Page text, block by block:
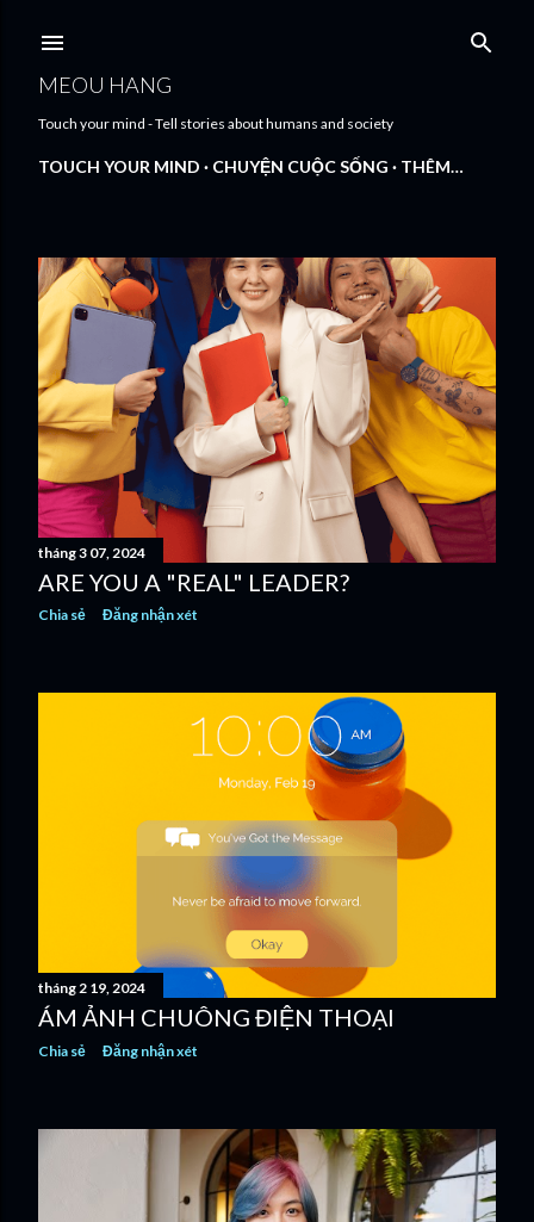
MEOU HANG
Touch your mind - Tell stories about humans and society
TOUCH YOUR MIND CHUYỆN CUỘC SỐNG THÊM…
B
à
i
đ
ă
n
g
tháng 3 07, 2024
ARE YOU A "REAL" LEADER?
Chia sẻ Đăng nhận xét
tháng 2 19, 2024
ÁM ẢNH CHUÔNG ĐIỆN THOẠI
Chia sẻ Đăng nhận xét